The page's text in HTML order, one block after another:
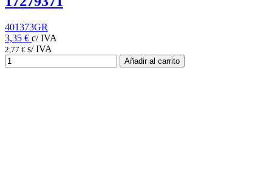
401373GR
3,35 € c/ IVA
2,77 € s/ IVA
Añadir al carrito